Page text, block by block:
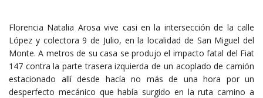
Florencia Natalia Arosa vive casi en la intersección de la calle
López y colectora 9 de Julio, en la localidad de San Miguel del
Monte. A metros de su casa se produjo el impacto fatal del Fiat
147 contra la parte trasera izquierda de un acoplado de camión
estacionado allí desde hacía no más de una hora por un
desperfecto mecánico que había surgido en la ruta camino a